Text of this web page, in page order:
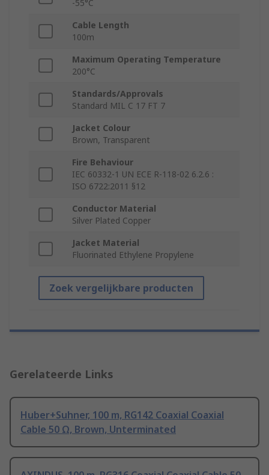
-55°C
Cable Length
100m
Maximum Operating Temperature
200°C
Standards/Approvals
Standard MIL C 17 FT 7
Jacket Colour
Brown, Transparent
Fire Behaviour
IEC 60332-1 UN ECE R-118-02 6.2.6 :
ISO 6722:2011 §12
Conductor Material
Silver Plated Copper
Jacket Material
Fluorinated Ethylene Propylene
Zoek vergelijkbare producten
Gerelateerde Links
Huber+Suhner, 100 m, RG142 Coaxial Coaxial
Cable 50 Ω, Brown, Unterminated